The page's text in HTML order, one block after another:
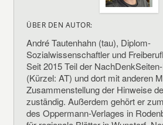
ÜBER DEN AUTOR:
André Tautenhahn (tau), Diplom-
Sozialwissenschaftler und
Seit 2015 Teil der
(Kürzel: AT) und dort mit anderen
Zusammenstellung der Hinweise
zuständig. Außerdem gehört er
des Oppermann-Verlages in